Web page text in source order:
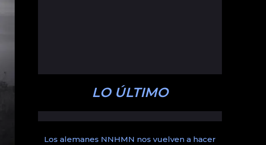
LO ÚLTIMO
Los alemanes NNHMN nos vuelven a hacer